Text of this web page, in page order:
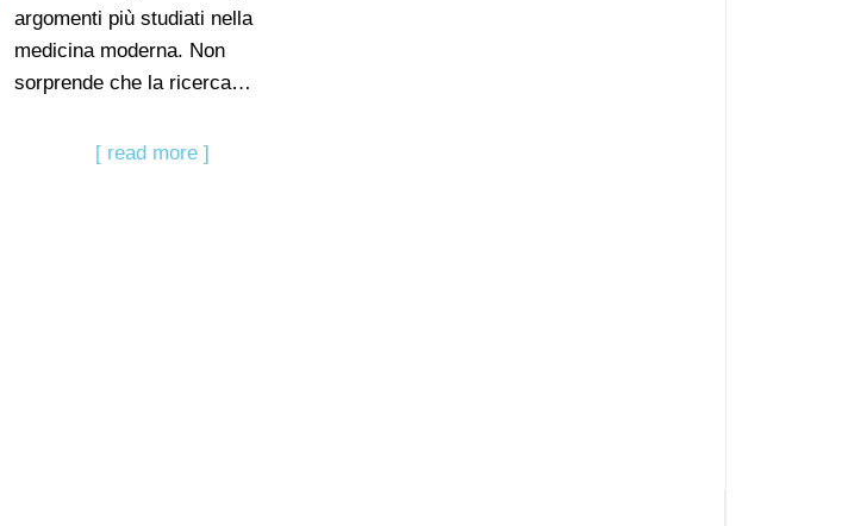
argomenti più studiati nella
medicina moderna. Non
sorprende che la ricerca…
[ read more ]